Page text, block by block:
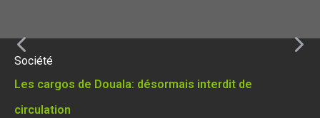
Société
Les cargos de Douala: désormais interdit de
circulation